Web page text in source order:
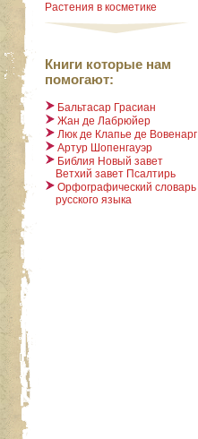
Растения в косметике
Книги которые нам
помогают:
Бальтасар Грасиан
Жан де Лабрюйер
Люк де Клапье де Вовенарг
Артур Шопенгауэр
Библия Новый завет
Ветхий завет Псалтирь
Орфографический словарь
русского языка